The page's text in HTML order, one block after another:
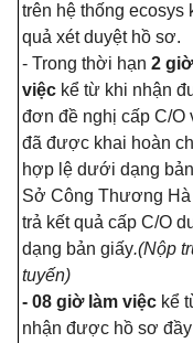
trên hệ thống ecosys
quả xét duyệt hồ sơ.
- Trong thời hạn 2
việc kể từ khi nhận
đơn đề nghị cấp C/O
đã được khai hoàn
hợp lệ dưới dạng
Sở Công Thương Hà
trả kết quả cấp C/O
dạng bản giấy.(Nộp
tuyến)
- 08 giờ làm việc kể
nhận được hồ sơ